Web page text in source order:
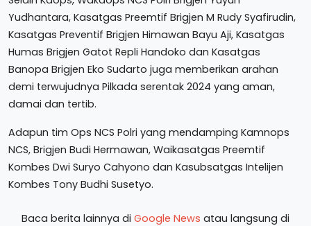
Yudhantara, Kasatgas Preemtif Brigjen M Rudy Syafirudin,
Kasatgas Preventif Brigjen Himawan Bayu Aji, Kasatgas
Humas Brigjen Gatot Repli Handoko dan Kasatgas
Banopa Brigjen Eko Sudarto juga memberikan arahan
demi terwujudnya Pilkada serentak 2024 yang aman,
damai dan tertib.
Adapun tim Ops NCS Polri yang mendamping Kamnops
NCS, Brigjen Budi Hermawan, Waikasatgas Preemtif
Kombes Dwi Suryo Cahyono dan Kasubsatgas Intelijen
Kombes Tony Budhi Susetyo.
Baca berita lainnya di Google News atau langsung di